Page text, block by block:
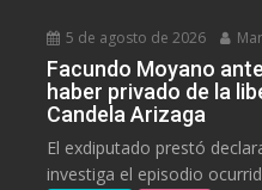
5 de agosto de 2026
Facundo Moyano
haber privado de la
Candela Arizaga
El exdiputado prestó
investiga el episodio